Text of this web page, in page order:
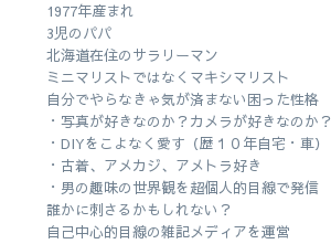
1977年産まれ
3児のパパ
北海道在住のサラリーマン
ミニマリストではなくマキシマリスト
自分でやらなきゃ気が済まない困った性格
・写真が好きなのか？カメラが好きなのか？
・DIYをこよなく愛す（歴１０年自宅・車）
・古着、アメカジ、アメトラ好き
・男の趣味の世界観を超個人的目線で発信
誰かに刺さるかもしれない？
自己中心的目線の雑記メディアを運営